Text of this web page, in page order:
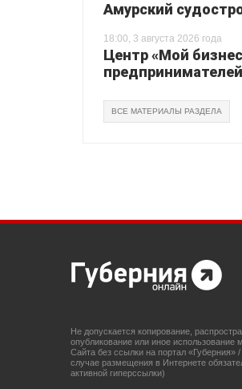
Амурский
18:00, 3 августа 2026 года
Центр «Мой
предпринимателей
ВСЕ МАТЕРИАЛЫ РАЗДЕЛА
Не допускается копирование,
опубликование или иное использование
Сайта без ссылки на портал «Губерния» /
случае размещения в Интернете
активной гиперссылки)